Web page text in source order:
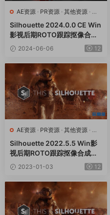
AE资源 · PR资源 · 其他资源 · 达
Silhouette 2024.0.0 CE Win
影视后期ROTO跟踪抠像合成
软件AE/PR/达芬奇/VEGAS/O
FX插件
2024-06-06 12
AE资源 · PR资源 · 其他资源 · 达
Silhouette 2022.5.5 Win影
视后期ROTO跟踪抠像合成软
件AE/PR/达芬奇/VEGAS/OF
X插件
2023-01-03 12